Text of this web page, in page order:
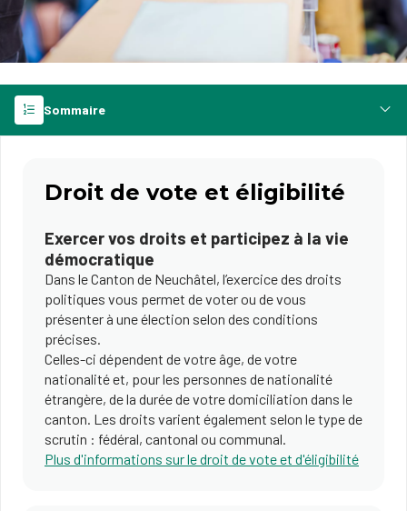
Sommaire
Droit de vote et éligibilité
Exercer vos droits et participez à la vie
démocratique
Dans le Canton de Neuchâtel, l’exercice des droits
politiques vous permet de voter ou de vous
présenter à une élection selon des conditions
précises.
Celles-ci dépendent de votre âge, de votre
nationalité et, pour les personnes de nationalité
étrangère, de la durée de votre domiciliation dans le
canton. Les droits varient également selon le type de
scrutin : fédéral, cantonal ou communal.
Plus d'informations sur le droit de vote et d'éligibilité